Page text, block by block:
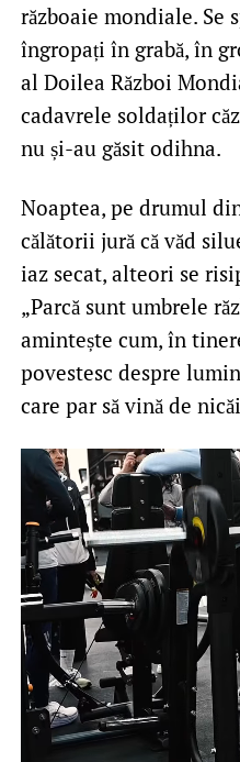
războaie mondiale. Se
îngropați în grabă, în
al Doilea Război
cadavrele soldaților
nu și-au găsit odihna.
Noaptea, pe drumul
călătorii jură că văd
iaz secat, alteori se
„Parcă sunt umbrele
amintește cum, în
povestesc despre
care par să vină de